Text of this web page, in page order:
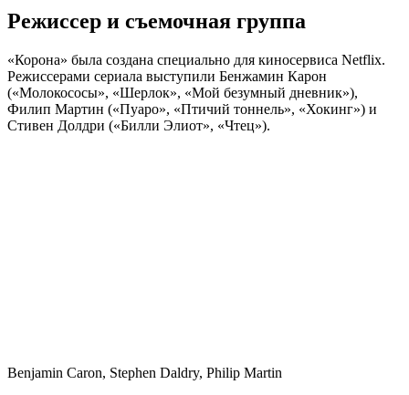
Режиссер и съемочная группа
«Корона» была создана специально для киносервиса Netflix.
Режиссерами сериала выступили Бенжамин Карон
(«Молокососы», «Шерлок», «Мой безумный дневник»),
Филип Мартин («Пуаро», «Птичий тоннель», «Хокинг») и
Стивен Долдри («Билли Элиот», «Чтец»).
Benjamin Caron, Stephen Daldry, Philip Martin